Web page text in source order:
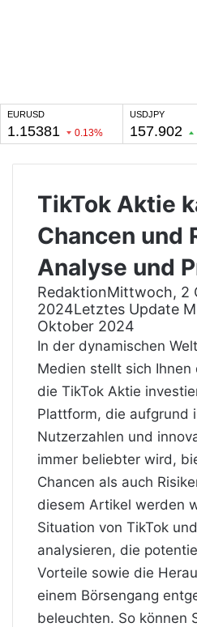
TikTok Aktie
Chancen und
Analyse und
RedaktionMittwoch, 2
2024Letztes Update
Oktober 2024
In der dynamischen
Medien stellt sich Ihnen
die TikTok Aktie
Plattform, die aufgrund
Nutzerzahlen und
immer beliebter wird,
Chancen als auch
diesem Artikel werden
Situation von TikTok
analysieren, die
Vorteile sowie die
einem Börsengang
beleuchten. So können